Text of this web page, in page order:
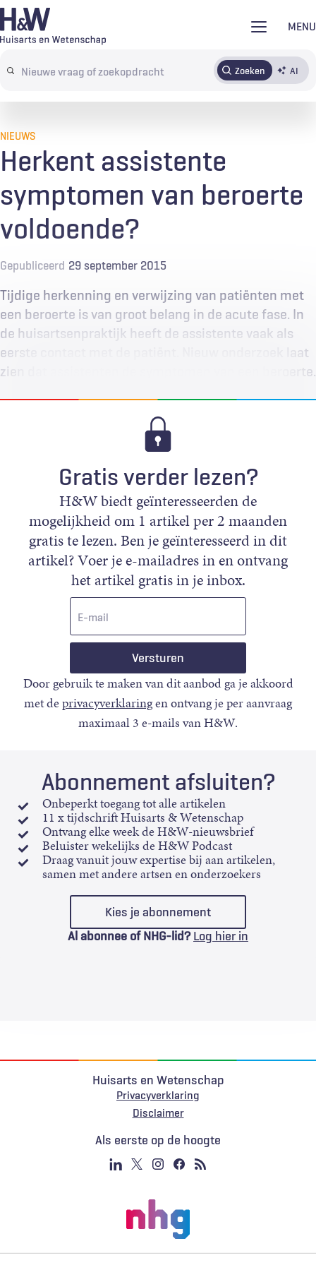
Overslaan
en
de
MENU
Search
terms
Zoeken AI
AbonnerenTijdschrift Inloggen
NIEUWS
Herkent assistente
symptomen van beroerte
voldoende?
Gepubliceerd 29 september 2015
Tijdige herkenning en verwijzing van patiënten met
een beroerte is van groot belang in de acute fase. In
de huisartsenpraktijk heeft de assistente vaak als
eerste contact met de ­pa­tiënt. Nieuw onderzoek laat
zien dat assistenten de symptomen van een beroerte…
Gratis verder lezen?
H&W biedt geïnteresseerden de
mogelijkheid om 1 artikel per 2 maanden
gratis te lezen. Ben je geïnteresseerd in dit
artikel? Voer je e-mailadres in en ontvang
het artikel gratis in je inbox.
Door gebruik te maken van dit aanbod ga je akkoord
met deprivacyverklaringen ontvang je per aanvraag
maximaal 3 e-mails van H&W.
Abonnement afsluiten?
Onbeperkt toegang tot alle artikelen
11 x tijdschrift Huisarts & Wetenschap
Ontvang elke week de H&W-nieuwsbrief
Beluister wekelijks de H&W Podcast
Draag vanuit jouw expertise bij aan artikelen,
samen met andere artsen en onderzoekers
Kies je abonnement
Al abonnee of NHG-lid? Log hier in
Huisarts en Wetenschap
Privacyverklaring
Voet
Disclaimer
Als eerste op de hoogte